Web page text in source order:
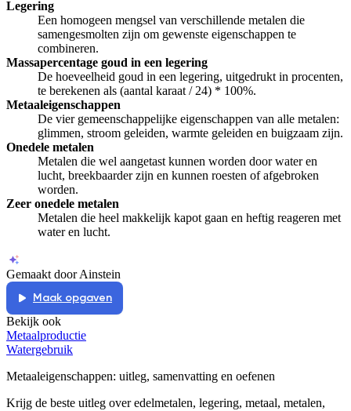
Legering
Een homogeen mengsel van verschillende metalen die
samengesmolten zijn om gewenste eigenschappen te
combineren.
Massapercentage goud in een legering
De hoeveelheid goud in een legering, uitgedrukt in procenten,
te berekenen als (aantal karaat / 24) * 100%.
Metaaleigenschappen
De vier gemeenschappelijke eigenschappen van alle metalen:
glimmen, stroom geleiden, warmte geleiden en buigzaam zijn.
Onedele metalen
Metalen die wel aangetast kunnen worden door water en
lucht, breekbaarder zijn en kunnen roesten of afgebroken
worden.
Zeer onedele metalen
Metalen die heel makkelijk kapot gaan en heftig reageren met
water en lucht.
Gemaakt door Ainstein
Maak opgaven
Bekijk ook
Metaalproductie
Watergebruik
Metaaleigenschappen: uitleg, samenvatting en oefenen
Krijg de beste uitleg over edelmetalen, legering, metaal, metalen,